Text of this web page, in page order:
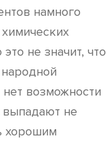
намного
не значит, что
возможности
выпадают не
хорошим